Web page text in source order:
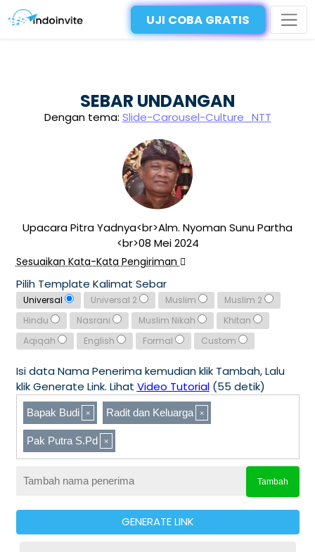
UJI COBA GRATIS
SEBAR UNDANGAN
Dengan tema: Slide-Carousel-Culture_NTT
Upacara Pitra Yadnya<br>Alm. Nyoman Sunu Partha
<br>08 Mei 2024
Sesuaikan Kata-Kata Pengiriman
Pilih Template Kalimat Sebar
Universal Universal 2 Muslim
Muslim 2
Hindu
Nasrani Muslim Nikah
Khitan
Aqiqah
English Formal Custom
Isi data Nama Penerima kemudian klik Tambah, Lalu
klik Generate Link. Lihat Video Tutorial(55 detik)
Bapak Budi Radit dan Keluarga
Pak Putra S.Pd
Tambah
GENERATE LINK